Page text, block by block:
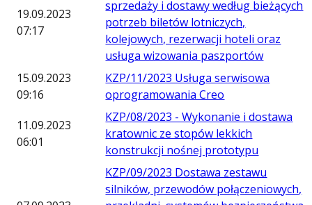
19.09.2023
07:17
sprzedaży i dostawy według bieżących
potrzeb biletów lotniczych,
kolejowych, rezerwacji hoteli oraz
usługa wizowania paszportów
15.09.2023
09:16
KZP/11/2023 Usługa serwisowa
oprogramowania Creo
11.09.2023
06:01
KZP/08/2023 - Wykonanie i dostawa
kratownic ze stopów lekkich
konstrukcji nośnej prototypu
KZP/09/2023 Dostawa zestawu
silników, przewodów połączeniowych,